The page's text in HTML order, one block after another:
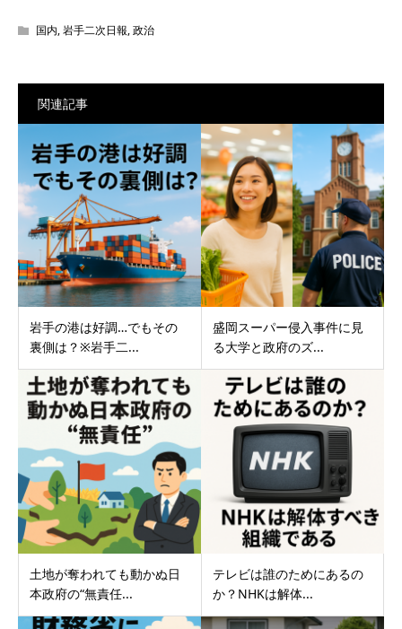
国内,岩手二次日報,政治
関連記事
岩手の港は好調…でもその
裏側は？※岩手二...
盛岡スーパー侵入事件に見
る大学と政府のズ...
土地が奪われても動かぬ日
本政府の“無責任...
テレビは誰のためにあるの
か？NHKは解体...